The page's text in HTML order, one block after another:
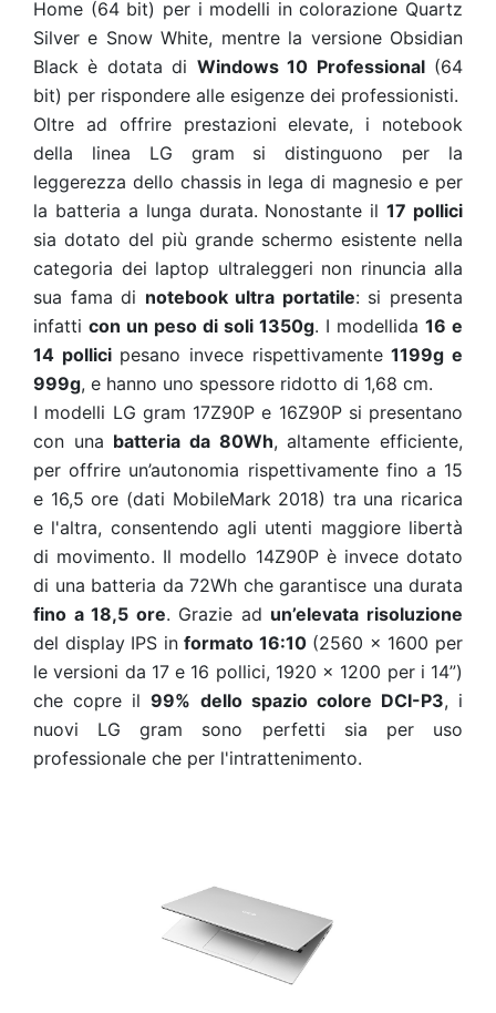
Home (64 bit) per i modelli in colorazione Quartz
Silver e Snow White, mentre la versione Obsidian
Black è dotata di Windows 10 Professional(64
bit) per rispondere alle esigenze dei professionisti.
Oltre ad offrire prestazioni elevate, i notebook
della linea LG gram si distinguono per la
leggerezza dello chassis in lega di magnesio e per
la batteria a lunga durata. Nonostante il17 pollici
sia dotato del più grande schermo esistente nella
categoria dei laptop ultraleggeri non rinuncia alla
sua fama di notebook ultra portatile: si presenta
infatti con un peso di soli 1350g. I modellida 16 e
14 pollicipesano invece rispettivamente1199g e
999g, e hanno uno spessore ridotto di 1,68 cm.
I modelli LG gram 17Z90P e 16Z90P si presentano
con una batteria da 80Wh, altamente efficiente,
per offrire un’autonomia rispettivamente fino a 15
e 16,5 ore (dati MobileMark 2018) tra una ricarica
e l'altra, consentendo agli utenti maggiore libertà
di movimento. Il modello 14Z90P è invece dotato
di una batteria da 72Wh che garantisce una durata
fino a 18,5 ore. Grazie ad un’elevata risoluzione
del display IPS informato 16:10(2560 x 1600 per
le versioni da 17 e 16 pollici, 1920 x 1200 per i 14”)
che copre il99% dello spazio colore DCI-P3, i
nuovi LG gram sono perfetti sia per uso
professionale che per l'intrattenimento.